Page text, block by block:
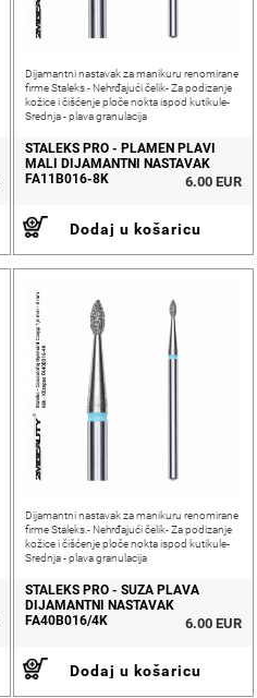
Dijamantni nastavak za manikuru renomirane
firme Staleks.- Nehrđajući čelik- Za podizanje
kožice i čišćenje ploče nokta ispod kutikule-
Srednja - plava granulacija
STALEKS PRO - PLAMEN PLAVI
MALI DIJAMANTNI NASTAVAK
FA11B016-8K
6.00 EUR
Dodaj u košaricu
Dijamantni nastavak za manikuru renomirane
firme Staleks.- Nehrđajući čelik- Za podizanje
kožice i čišćenje ploče nokta ispod kutikule-
Srednja - plava granulacija
STALEKS PRO - SUZA PLAVA
DIJAMANTNI NASTAVAK
FA40B016/4K
6.00 EUR
Dodaj u košaricu